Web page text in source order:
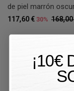
de piel marrón
168,00
117,60 € 30%
¡10€